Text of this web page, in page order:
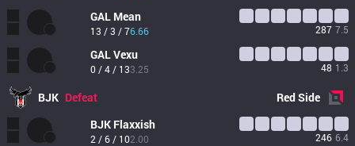
GAL Mean
13 / 3 / 76.66 287 7.5
GALVexu
0 / 4 / 133.25 48 1.3
BJK Defeat RedSide
BJK Flaxxish
2 / 6 / 102.00 246 6.4